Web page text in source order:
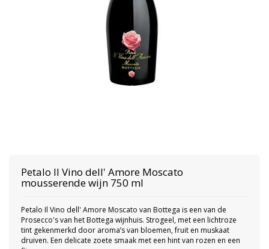
Petalo Il Vino dell' Amore Moscato
mousserende wijn 750 ml
Petalo Il Vino dell' Amore Moscato van Bottega is een van de
Prosecco's van het Bottega wijnhuis. Strogeel, met een lichtroze
tint gekenmerkd door aroma’s van bloemen, fruit en muskaat
druiven. Een delicate zoete smaak met een hint van rozen en een